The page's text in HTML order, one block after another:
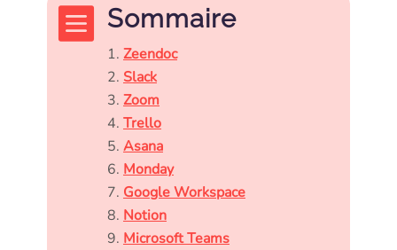
 Sommaire
Zeendoc
Slack
Zoom
Trello
Asana
Monday
Google Workspace
Notion
Microsoft Teams